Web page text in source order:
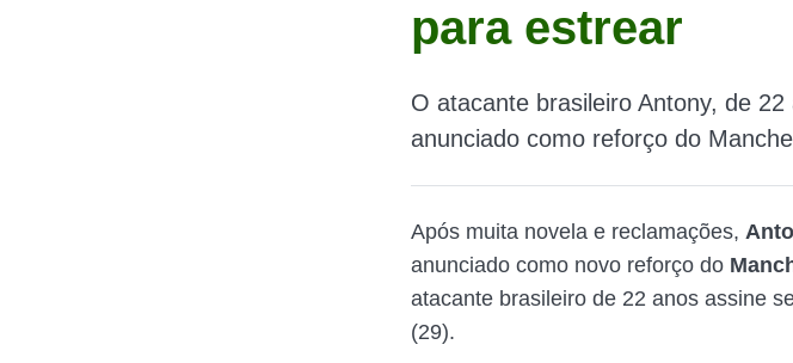
para estrear
O atacante brasileiro Antony, de
anunciado como reforço do
Após muita novela e reclamações,
anunciado como novo reforço do
atacante brasileiro de 22 anos assine
(29).